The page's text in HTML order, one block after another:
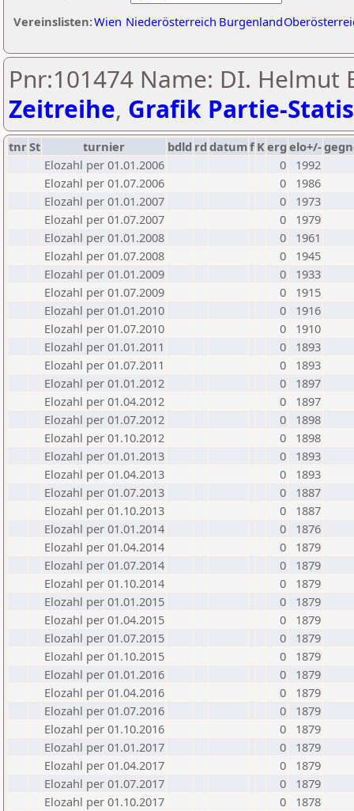
Vereinslisten:Wien Niederösterreich Burgenland
Pnr:101474 Name: DI. Helmut
Zeitreihe, Grafik Partie-
tnrSt turnier bdld rd datumf Kerg elo+/-
Elozahl per 01.01.2006
0
1992
Elozahl per 01.07.2006
0
1986
Elozahl per 01.01.2007
0
1973
Elozahl per 01.07.2007
0
1979
Elozahl per 01.01.2008
0
1961
Elozahl per 01.07.2008
0
1945
Elozahl per 01.01.2009
0
1933
Elozahl per 01.07.2009
0
1915
Elozahl per 01.01.2010
0
1916
Elozahl per 01.07.2010
0
1910
Elozahl per 01.01.2011
0
1893
Elozahl per 01.07.2011
0
1893
Elozahl per 01.01.2012
0
1897
Elozahl per 01.04.2012
0
1897
Elozahl per 01.07.2012
0
1898
Elozahl per 01.10.2012
0
1898
Elozahl per 01.01.2013
0
1893
Elozahl per 01.04.2013
0
1893
Elozahl per 01.07.2013
0
1887
Elozahl per 01.10.2013
0
1887
Elozahl per 01.01.2014
0
1876
Elozahl per 01.04.2014
0
1879
Elozahl per 01.07.2014
0
1879
Elozahl per 01.10.2014
0
1879
Elozahl per 01.01.2015
0
1879
Elozahl per 01.04.2015
0
1879
Elozahl per 01.07.2015
0
1879
Elozahl per 01.10.2015
0
1879
Elozahl per 01.01.2016
0
1879
Elozahl per 01.04.2016
0
1879
Elozahl per 01.07.2016
0
1879
Elozahl per 01.10.2016
0
1879
Elozahl per 01.01.2017
0
1879
Elozahl per 01.04.2017
0
1879
Elozahl per 01.07.2017
0
1879
Elozahl per 01.10.2017
0
1878